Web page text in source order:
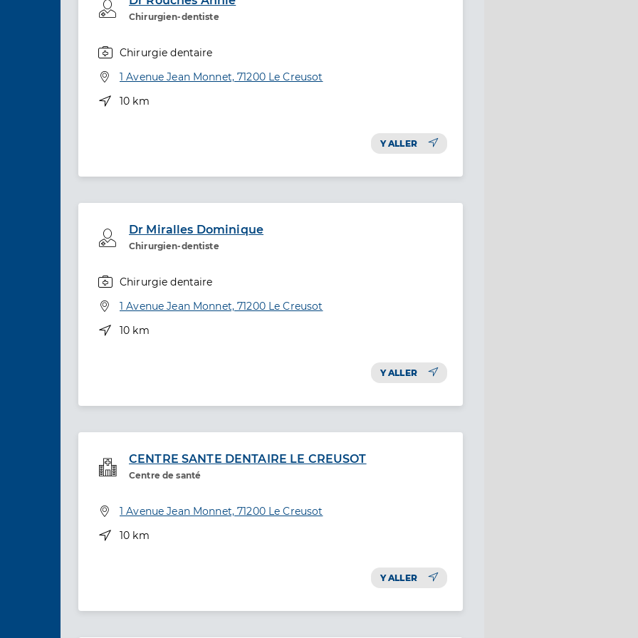
Chirurgien-dentiste
Professionel de santé
Chirurgie dentaire
Adresse
1 Avenue Jean Monnet, 71200 Le Creusot
Distance
10 km
Y ALLER
Dr Miralles Dominique
Chirurgien-dentiste
Professionel de santé
Chirurgie dentaire
Adresse
1 Avenue Jean Monnet, 71200 Le Creusot
Distance
10 km
Y ALLER
CENTRE SANTE DENTAIRE LE CREUSOT
Centre de santé
Service de santé
Adresse
1 Avenue Jean Monnet, 71200 Le Creusot
Distance
10 km
Y ALLER